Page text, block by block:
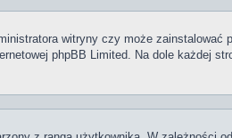
witryny czy może zainstalować
phpBB Limited. Na dole każdej